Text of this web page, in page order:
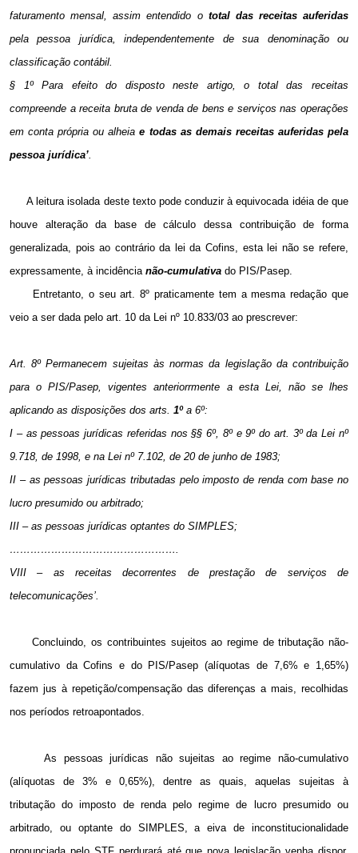
faturamento mensal, assim entendido o total das receitas auferidas
pela pessoa jurídica, independentemente de sua denominação ou
classificação contábil.
§ 1º Para efeito do disposto neste artigo, o total das receitas
compreende a receita bruta de venda de bens e serviços nas operações
em conta própria ou alheiae todas as demais receitas auferidas pela
pessoa jurídica’.
A leitura isolada deste texto pode conduzir à equivocada idéia de que
houve alteração da base de cálculo dessa contribuição de forma
generalizada, pois ao contrário da lei da Cofins, esta lei não se refere,
expressamente, à incidência não-cumulativa do PIS/Pasep.
Entretanto, o seu art. 8º praticamente tem a mesma redação que
veio a ser dada pelo art. 10 da Lei nº 10.833/03 ao prescrever:
Art. 8º Permanecem sujeitas às normas da legislação da contribuição
para o PIS/Pasep, vigentes anteriorrmente a esta Lei, não se lhes
aplicando as disposições dos arts. 1º a 6º:
I – as pessoas jurídicas referidas nos §§ 6º, 8º e 9º do art. 3º da Lei nº
9.718, de 1998, e na Lei nº 7.102, de 20 de junho de 1983;
II – as pessoas jurídicas tributadas pelo imposto de renda com base no
lucro presumido ou arbitrado;
III – as pessoas jurídicas optantes do SIMPLES;
………………………………………….
VIII – as receitas decorrentes de prestação de serviços de
telecomunicações’.
Concluindo, os contribuintes sujeitos ao regime de tributação não-
cumulativo da Cofins e do PIS/Pasep (alíquotas de 7,6% e 1,65%)
fazem jus à repetição/compensação das diferenças a mais, recolhidas
nos períodos retroapontados.
As pessoas jurídicas não sujeitas ao regime não-cumulativo
(alíquotas de 3% e 0,65%), dentre as quais, aquelas sujeitas à
tributação do imposto de renda pelo regime de lucro presumido ou
arbitrado, ou optante do SIMPLES, a eiva de inconstitucionalidade